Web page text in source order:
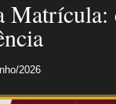
Matrícula:
2026